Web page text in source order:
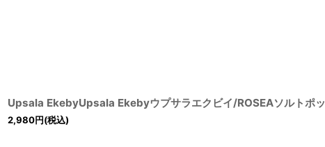
Upsala EkebyUpsala Ekebyウプサラエクビイ/ROSEAソルトポ
2,980円(税込)